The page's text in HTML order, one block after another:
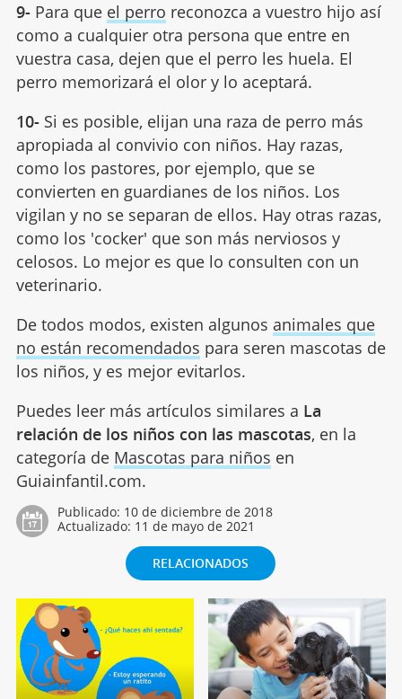
9-Para que el perro reconozca a vuestro hijo así
como a cualquier otra persona que entre en
vuestra casa, dejen que el perro les huela. El
perro memorizará el olor y lo aceptará.
10-Si es posible, elijan una raza de perro más
apropiada al convivio con niños. Hay razas,
como los pastores, por ejemplo, que se
convierten en guardianes de los niños. Los
vigilan y no se separan de ellos. Hay otras razas,
como los 'cocker' que son más nerviosos y
celosos. Lo mejor es que lo consulten con un
veterinario.
De todos modos, existen algunos animales que
no están recomendados para seren mascotas de
los niños, y es mejor evitarlos.
Puedes leer más artículos similares a La
relación de los niños con las mascotas, en la
categoría de Mascotas para niños en
Guiainfantil.com.
Publicado: 10 de diciembre de 2018
Actualizado: 11 de mayo de 2021
RELACIONADOS